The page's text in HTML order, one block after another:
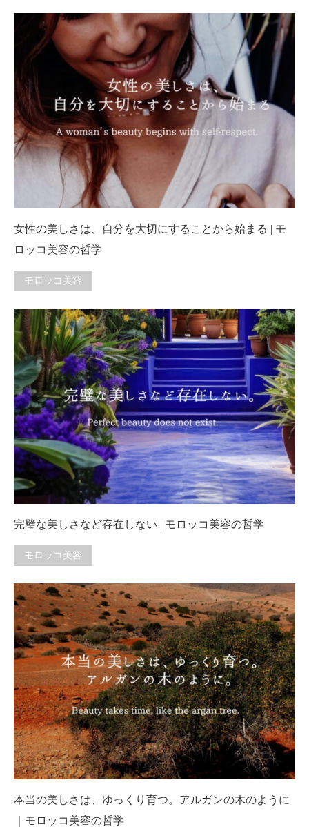
女性の美しさは、自分を大切にすることから始まる | モ
ロッコ美容の哲学
モロッコ美容
完璧な美しさなど存在しない | モロッコ美容の哲学
モロッコ美容
本当の美しさは、ゆっくり育つ。アルガンの木のように
｜モロッコ美容の哲学